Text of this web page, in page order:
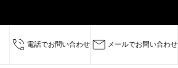
電話でお問い合わせ メールでお問い合わせ